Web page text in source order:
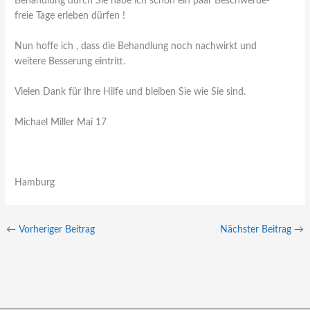
freie Tage erleben dürfen !
Nun hoffe ich , dass die Behandlung noch nachwirkt und
weitere Besserung eintritt.
Vielen Dank für Ihre Hilfe und bleiben Sie wie Sie sind.
Michael Miller Mai 17
Hamburg
← Vorheriger Beitrag Nächster Beitrag →